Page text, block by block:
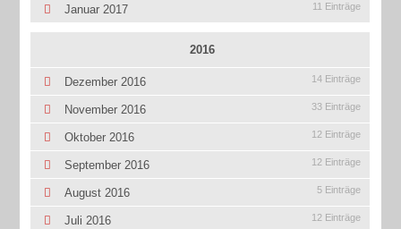
Januar 2017 11 Einträge
2016
Dezember 2016 14 Einträge
November 2016 33 Einträge
Oktober 2016 12 Einträge
September 2016 12 Einträge
August 2016 5 Einträge
Juli 2016 12 Einträge